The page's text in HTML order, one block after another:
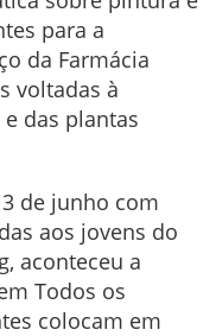
para a
da Farmácia
voltadas à
das plantas
de junho com
aos jovens do
aconteceu a
Todos os
colocam em